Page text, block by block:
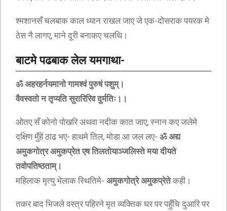
श्मशानसँ चलबाक काल ध्यान राखल जाए जे एक-दोसराक पयरक मे
ठेस नै लागए, माने दूरी बनाकए चलथि।
बाटमे पढबाक लेल यमगाथा-
ॐ अहरहर्नयमानो गामश्वं पुरुषं पशुम्।
वैवस्वतो न तृप्यति सुरारिरिव दुर्मतिः।।
ओतए सँ कोनो पोखरि अथवा नदीक कात जाए, स्नान कए जलेमे
दक्षिण मुँहें ठाढ भए- हाथमे तिल, मोडा आ जल लए- ॐ अद्य
अमुकगोत्र अमुकप्रेत एष तिलतोयाञ्जलिस्ते मया दीयते
तवोपतिष्ठताम्।
महिलाक मृत्यु भेलाक स्थितिमे- अमुकगोत्रे अमुकप्रेतेकही।
तकर बाद भिजले वस्त्र पहिरने मृत व्यक्तिक घर पर पहुँचि दुआरि पर